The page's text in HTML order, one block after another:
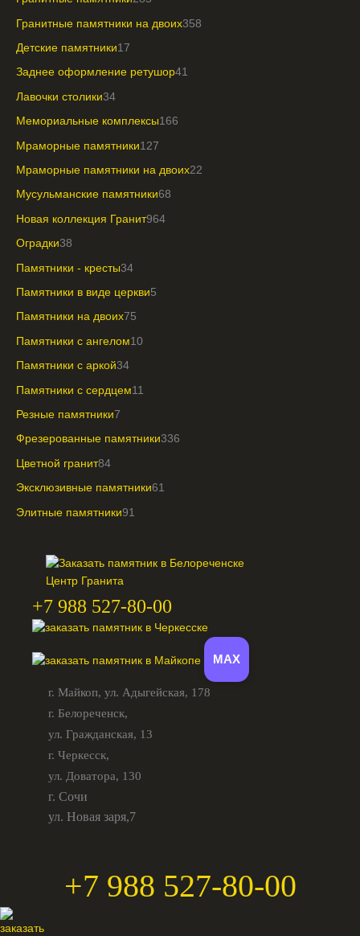
Гранитные памятники на двоих358
Детские памятники17
Заднее оформление ретушор41
Лавочки столики34
Мемориальные комплексы166
Мраморные памятники127
Мраморные памятники на двоих22
Мусульманские памятники68
Новая коллекция Гранит964
Оградки38
Памятники - кресты34
Памятники в виде церкви5
Памятники на двоих75
Памятники с ангелом10
Памятники с аркой34
Памятники с сердцем11
Резные памятники7
Фрезерованные памятники336
Цветной гранит84
Эксклюзивные памятники61
Элитные памятники91
+7 988 527-80-00
MAX
г. Майкоп, ул. Адыгейская, 178
г. Белореченск,
ул. Гражданская, 13
г. Черкесск,
ул. Доватора, 130
г. Сочи
ул. Новая заря,7
+7 988 527-80-00